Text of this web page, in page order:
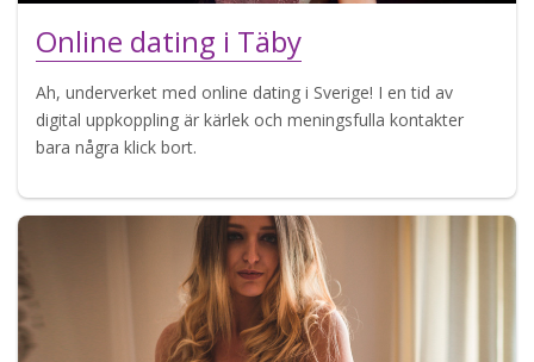
Online dating i Täby
Ah, underverket med online dating i Sverige! I en tid av
digital uppkoppling är kärlek och meningsfulla kontakter
bara några klick bort.